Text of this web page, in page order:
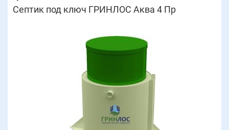
Септик под ключ ГРИНЛОС Аква 4 Пр